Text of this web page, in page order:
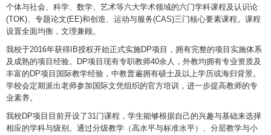
个体与社会、科学、数学、艺术等六大学术领域的六门学科课程及认识论
(TOK)、专题论文(EE)和创造、运动与服务(CAS)三门核心要素课程。课程
设置全面均衡，文理兼顾。
我校于2016年获得IB授权开始正式实施DP项目，拥有完整的项目实施体系
及成熟的项目经验。DP项目现有专职教师40余人，外教均拥有专业资质及
丰富的DP项目国际教学经验，中教普遍拥有硕士及以上学历或海归背景。
学校会定期派出老师参加国际文凭组织的官方培训，进一步提高教师的专
业素养。
我校DP项目目前开设了31门课程，学生能够根据自己的兴趣与基础来选择
相应的学科与级别。通过分级教学（高水平与标准水平）、分层教学与小